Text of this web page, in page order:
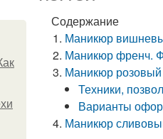
Содержание
Маникюр
Маникюр френч.
Маникюр розовый
Техники,
Варианты
Маникюр